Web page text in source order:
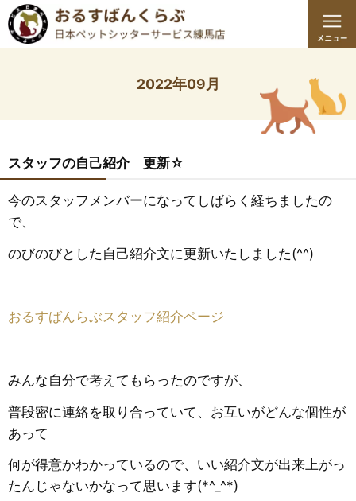
2022年09月
スタッフの自己紹介 更新☆
今のスタッフメンバーになってしばらく経ちましたの
で、
のびのびとした自己紹介文に更新いたしました(^^)
おるすばんらぶスタッフ紹介ページ
みんな自分で考えてもらったのですが、
普段密に連絡を取り合っていて、お互いがどんな個性が
あって
何が得意かわかっているので、いい紹介文が出来上がっ
たんじゃないかなって思います(*^_^*)